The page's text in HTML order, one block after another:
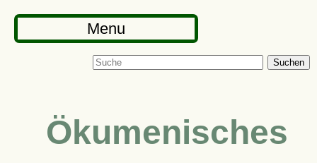
Menu
Suchen
Ökumenisches